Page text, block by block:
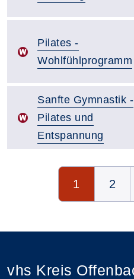
Pilates -
Wohlfühlprogramm
Sanfte Gymnastik -
Pilates und
Entspannung
Seite 1 von 3
1 2
vhs Kreis